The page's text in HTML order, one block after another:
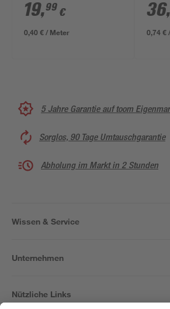
19,99 €
0,40 € / Meter
36
0,74 €
5 Jahre Garantie auf toom
Sorglos, 90 Tage Umtauschgarantie
Abholung im Markt in 2 Stunden
Wissen & Service
Unternehmen
Nützliche Links